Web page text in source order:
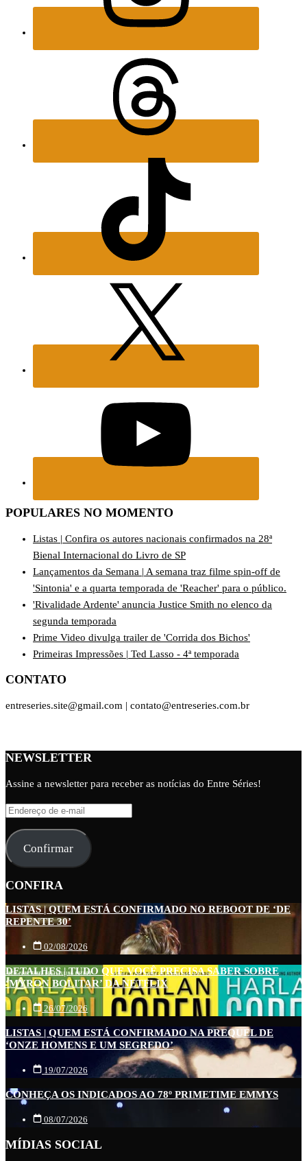
POPULARES NO MOMENTO
Listas | Confira os autores nacionais confirmados na 28ª
Bienal Internacional do Livro de SP
Lançamentos da Semana | A semana traz filme spin-off de
'Sintonia' e a quarta temporada de 'Reacher' para o público.
'Rivalidade Ardente' anuncia Justice Smith no elenco da
segunda temporada
Prime Video divulga trailer de 'Corrida dos Bichos'
Primeiras Impressões | Ted Lasso - 4ª temporada
CONTATO
entreseries.site@gmail.com | contato@entreseries.com.br
NEWSLETTER
Assine a newsletter para receber as notícias do Entre Séries!
Endereço
e-
mail
Confirmar
CONFIRA
LISTAS | QUEM ESTÁ CONFIRMADO NO REBOOT DE ‘DE
REPENTE 30’
02/08/2026
DETALHES | TUDO QUE VOCÊ PRECISA SABER SOBRE
‘MYRON BOLITAR’ DA NETFLIX
26/07/2026
LISTAS | QUEM ESTÁ CONFIRMADO NA PREQUEL DE
‘ONZE HOMENS E UM SEGREDO’
19/07/2026
CONHEÇA OS INDICADOS AO 78º PRIMETIME EMMYS
08/07/2026
MÍDIAS SOCIAL